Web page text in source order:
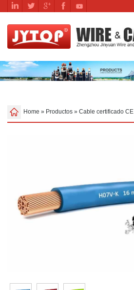
Home » Productos » Cable certificado CE